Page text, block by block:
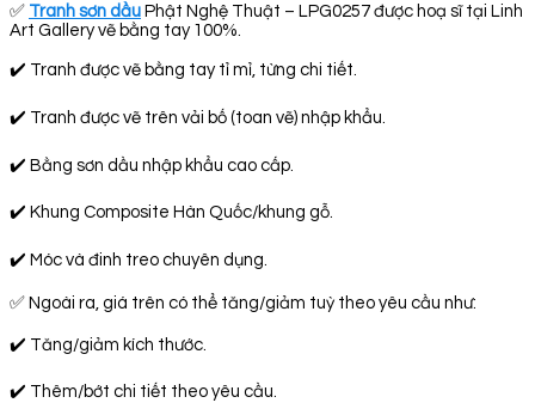
✅ Tranh sơn dầu Phật Nghệ Thuật – LPG0257 được hoạ sĩ tại Linh
Art Gallery vẽ bằng tay 100%.
✔️ Tranh được vẽ bằng tay tỉ mỉ, từng chi tiết.
✔️ Tranh được vẽ trên vải bố (toan vẽ) nhập khẩu.
✔️ Bằng sơn dầu nhập khẩu cao cấp.
✔️ Khung Composite Hàn Quốc/khung gỗ.
✔️ Móc và đinh treo chuyên dụng.
✅ Ngoài ra, giá trên có thể tăng/giảm tuỳ theo yêu cầu như:
✔️ Tăng/giảm kích thước.
✔️ Thêm/bớt chi tiết theo yêu cầu.